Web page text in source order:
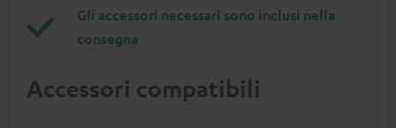
Gli accessori necessari sono inclusi nella
consegna
Accessori compatibili